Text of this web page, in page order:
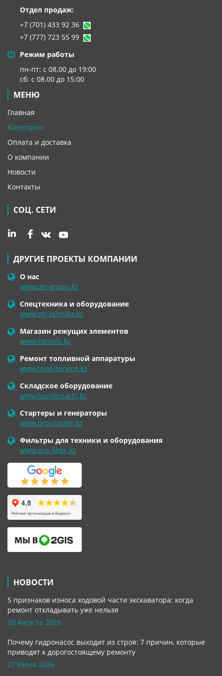
Отдел продаж:
+7 (701) 433 92 36
+7 (777) 723 55 99
Режим работы
пн-пт: с 08.00 до 19:00
сб: с 08.00 до 15:00
МЕНЮ
Главная
Категории
Оплата и доставка
О компании
Новости
Контакты
СОЦ. СЕТИ
ДРУГИЕ ПРОЕКТЫ КОМПАНИИ
О нас
www.otr-group.kz
Спецтехника и оборудование
www.otr-tehnika.kz
Магазин режущих элементов
www.koronki.kz
Ремонт топливной аппаратуры
www.tnvd-service.kz
Складское оборудование
www.hunterparts.kz
Стартеры и генераторы
www.pro-starter.kz
Фильтры для техники и оборудования
www.pro-filter.kz
НОВОСТИ
5 признаков износа ходовой части экскаватора: когда
ремонт откладывать уже нельзя
03 Августа 2026
Почему гидронасос выходит из строя: 7 причин, которые
приводят к дорогостоящему ремонту
27 Июля 2026